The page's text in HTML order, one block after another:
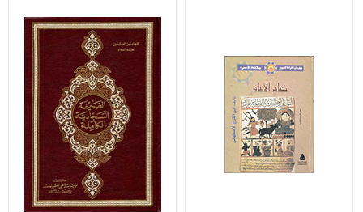
مطرزات
حقائب
حلي
عناية
صابون
حدود
عن
الشركة
سياسة
الشركة
حسابك
الأمنيات